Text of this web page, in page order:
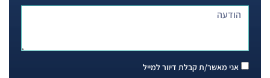
אני מאשר/ת קבלת דיוור למייל